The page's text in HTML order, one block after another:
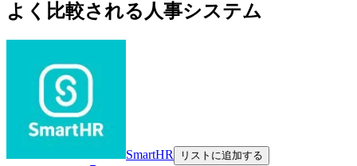
よく比較される人事システム
SmartHR リストに追加する